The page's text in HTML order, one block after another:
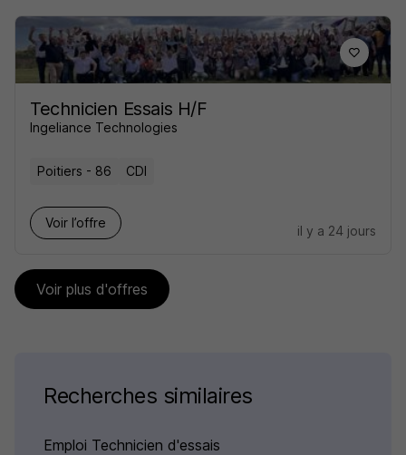
Technicien Essais H/F
Ingeliance Technologies
Poitiers - 86 CDI
Voir l’offre
il y a 24 jours
Voir plus d'offres
Recherches similaires
Emploi Technicien d'essais